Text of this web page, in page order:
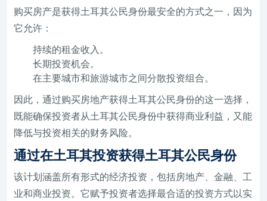
购买房产是获得土耳其公民身份最安全的方式之一，因为
它允许：
持续的租金收入。
长期投资机会。
在主要城市和旅游城市之间分散投资组合。
因此，通过购买房地产获得土耳其公民身份的这一选择，
既能确保投资者从土耳其公民身份中获得商业利益，又能
降低与投资相关的财务风险。
通过在土耳其投资获得土耳其公民身份
该计划涵盖所有形式的经济投资，包括房地产、金融、工
业和商业投资。它赋予投资者选择最合适的投资方式以实